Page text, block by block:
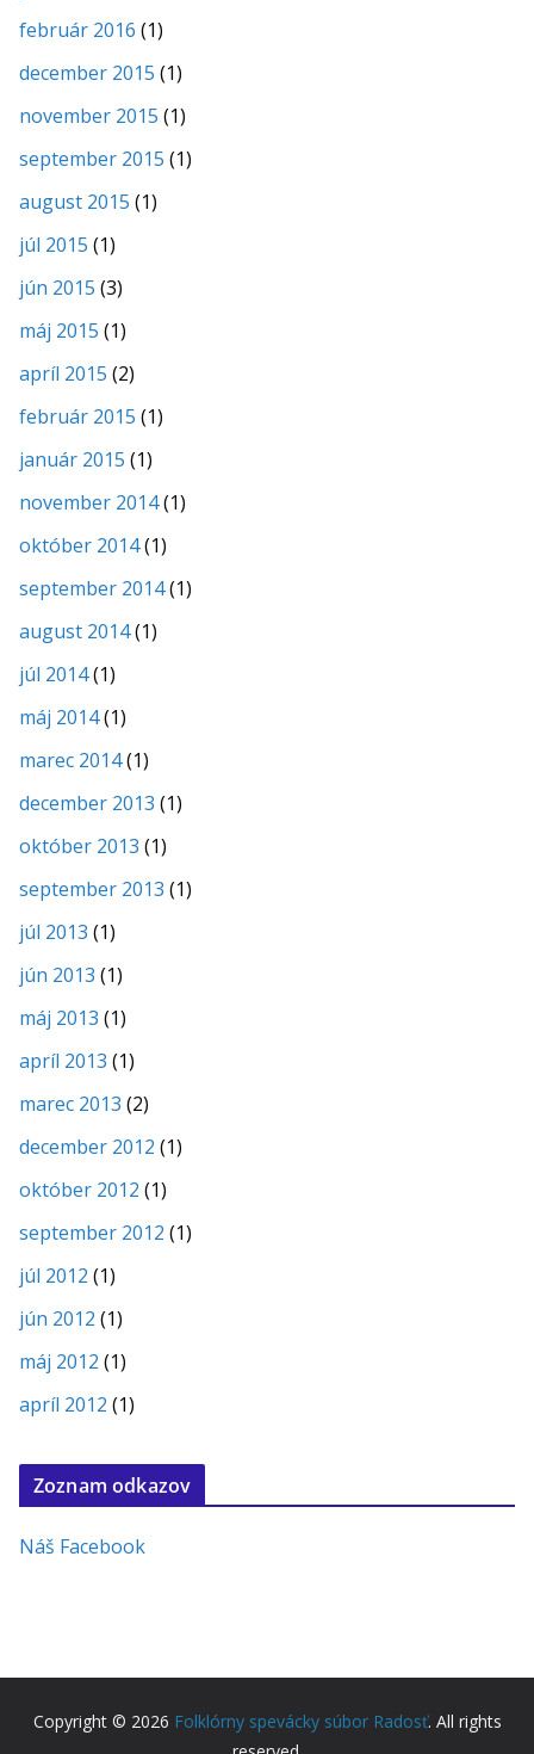
február 2016 (1)
december 2015 (1)
november 2015 (1)
september 2015 (1)
august 2015 (1)
júl 2015 (1)
jún 2015 (3)
máj 2015 (1)
apríl 2015 (2)
február 2015 (1)
január 2015 (1)
november 2014(1)
október 2014(1)
september 2014(1)
august 2014(1)
júl 2014(1)
máj 2014(1)
marec 2014(1)
december 2013 (1)
október 2013 (1)
september 2013 (1)
júl 2013 (1)
jún 2013 (1)
máj 2013 (1)
apríl 2013 (1)
marec 2013 (2)
december 2012 (1)
október 2012 (1)
september 2012 (1)
júl 2012 (1)
jún 2012 (1)
máj 2012 (1)
apríl 2012 (1)
Zoznam odkazov
Náš Facebook
Copyright © 2026 Folklórny spevácky súbor Radosť. All rights